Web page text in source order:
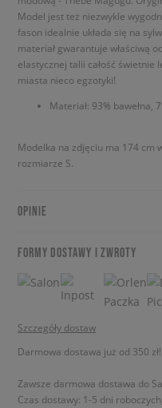
Model jest też niezwykle
fason idealnie układa się na
materiał gwarantuje właściwą
elastycznej talii całość świetnie
miasta nieco egzotyki!
Materiał: 93% bawełna,
Modelka na zdjęciu ma 174 cm
rozmiarze S.
OPINIE
FORMY DOSTAWY I ZWROTY
Szczegóły dostaw
Darmowa dostawa już od 350 zł!
Zawsze darmowa dostawa do
Czas dostawy: 1-5 dni